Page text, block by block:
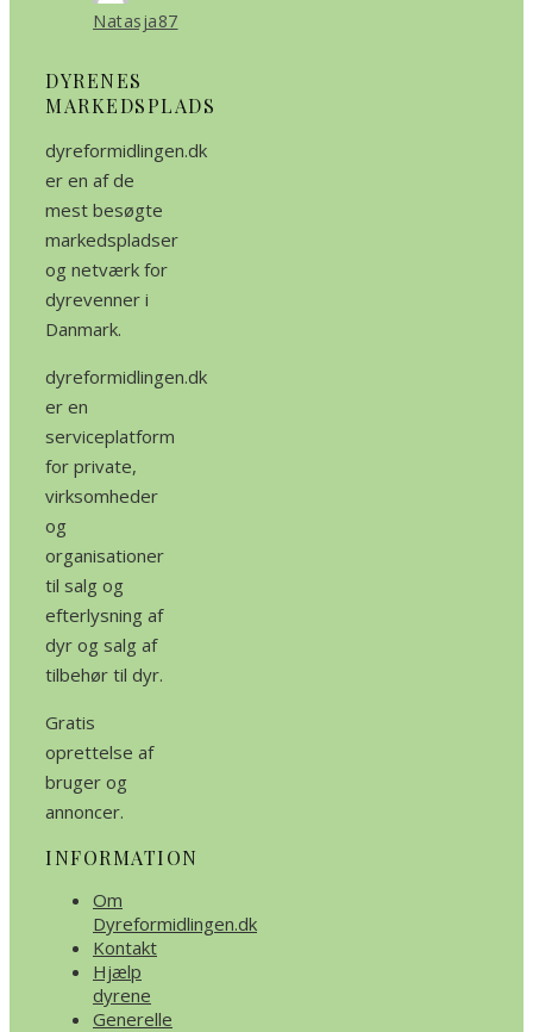
Natasja87
DYRENES
MARKEDSPLADS
dyreformidlingen.dk
er en af de
mest besøgte
markedspladser
og netværk for
dyrevenner i
Danmark.
dyreformidlingen.dk
er en
serviceplatform
for private,
virksomheder
og
organisationer
til salg og
efterlysning af
dyr og salg af
tilbehør til dyr.
Gratis
oprettelse af
bruger og
annoncer.
INFORMATION
Om
Dyreformidlingen.dk
Kontakt
Hjælp
dyrene
Generelle